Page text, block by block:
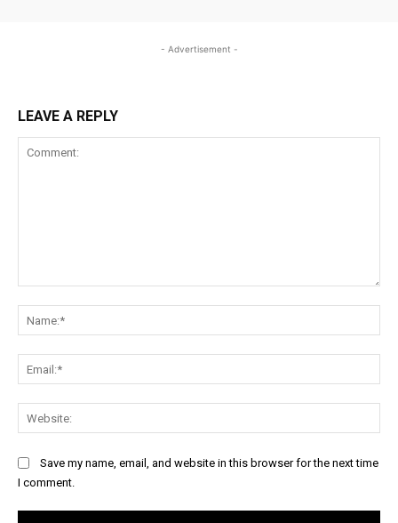
- Advertisement -
LEAVE A REPLY
Save my name, email, and website in this browser for the next time
I comment.